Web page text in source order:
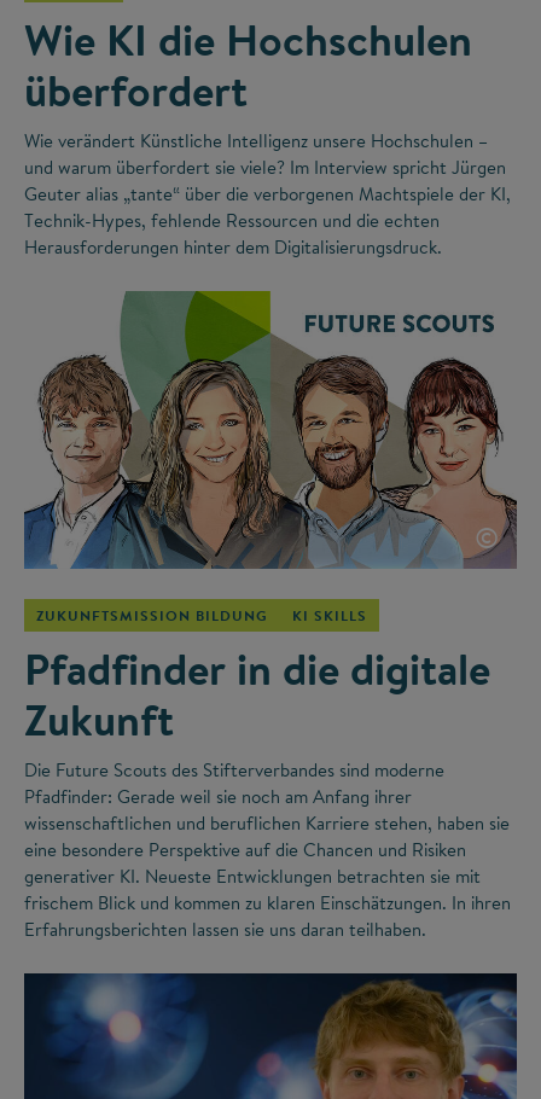
Wie KI die Hochschulen
überfordert
Wie verändert Künstliche Intelligenz unsere Hochschulen –
und warum überfordert sie viele? Im Interview spricht Jürgen
Geuter alias „tante“ über die verborgenen Machtspiele der KI,
Technik-Hypes, fehlende Ressourcen und die echten
Herausforderungen hinter dem Digitalisierungsdruck.
©
ZUKUNFTSMISSION BILDUNG KI SKILLS
Pfadfinder in die digitale
Zukunft
Die Future Scouts des Stifterverbandes sind moderne
Pfadfinder: Gerade weil sie noch am Anfang ihrer
wissenschaftlichen und beruflichen Karriere stehen, haben sie
eine besondere Perspektive auf die Chancen und Risiken
generativer KI. Neueste Entwicklungen betrachten sie mit
frischem Blick und kommen zu klaren Einschätzungen. In ihren
Erfahrungsberichten lassen sie uns daran teilhaben.